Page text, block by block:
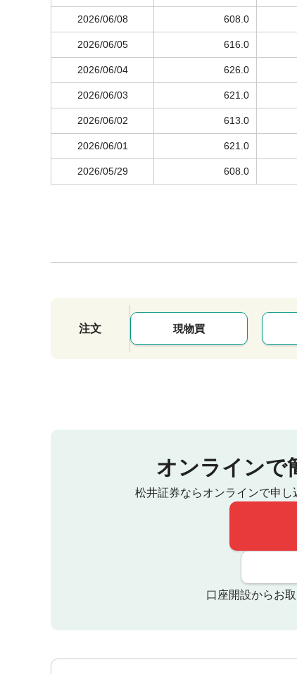
2026/06/08 608.0
2026/06/05 616.0
2026/06/04 626.0
2026/06/03 621.0
2026/06/02 613.0
2026/06/01 621.0
2026/05/29 608.0
注文 現物買
オンラインで
松井証券ならオンラインで申し
口座開設からお